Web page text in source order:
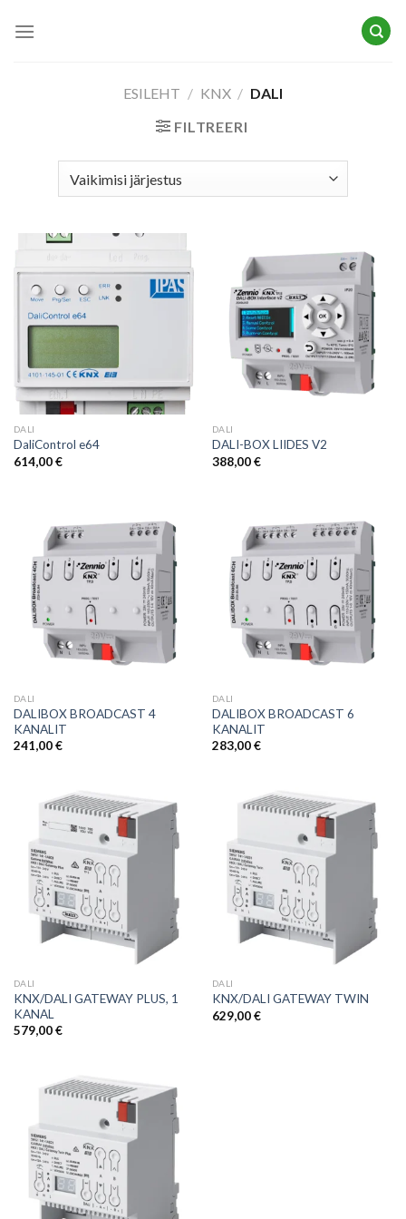
ESILEHT / KNX / DALI
FILTREERI
DALI
DaliControl e64
614,00€
DALI
DALI-BOX LIIDES V2
388,00€
DALI
DALIBOX BROADCAST 4
KANALIT
241,00€
DALI
DALIBOX BROADCAST 6
KANALIT
283,00€
DALI
KNX/DALI GATEWAY PLUS, 1
KANAL
579,00€
DALI
KNX/DALI GATEWAY TWIN
629,00€